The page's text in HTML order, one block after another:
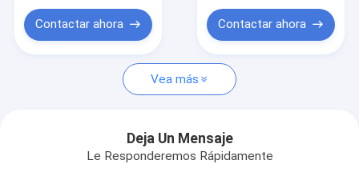
Contáctenos
Emisión de la señal del teléfono móvil
Contactar ahora Contactar ahora
Vea más
Deja Un Mensaje
Le Responderemos Rápidamente